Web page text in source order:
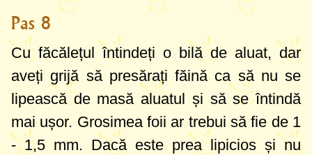
Pas 8
Cu făcălețul întindeți o bilă de aluat, dar
aveți grijă să presărați făină ca să nu se
lipească de masă aluatul și să se întindă
mai ușor. Grosimea foii ar trebui să fie de 1
- 1,5 mm. Dacă este prea lipicios și nu